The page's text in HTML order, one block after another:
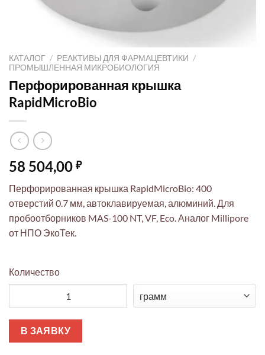
КАТАЛОГ / РЕАКТИВЫ ДЛЯ ФАРМАЦЕВТИКИ /
ПРОМЫШЛЕННАЯ МИКРОБИОЛОГИЯ
Перфорированная крышка
RapidMicroBio
58 504,00 ₽
Перфорированная крышка RapidMicroBio: 400
отверстий 0.7 мм, автоклавируемая, алюминий. Для
пробоотборников MAS-100 NT, VF, Eco. Аналог Millipore
от НПО ЭкоТек.
Количество
В ЗАЯВКУ